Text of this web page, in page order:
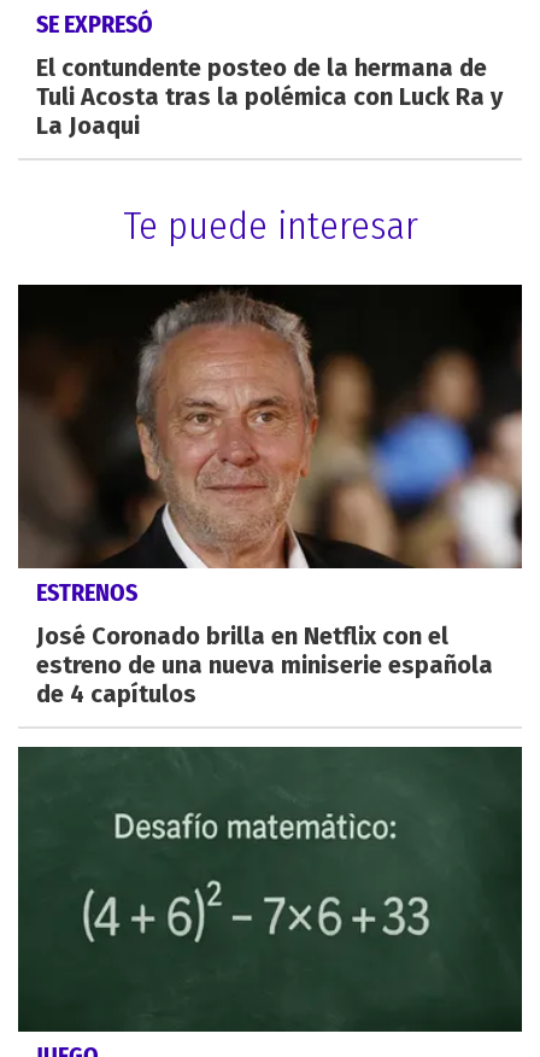
SE EXPRESÓ
El contundente posteo de la hermana de
Tuli Acosta tras la polémica con Luck Ra y
La Joaqui
Te puede interesar
ESTRENOS
José Coronado brilla en Netflix con el
estreno de una nueva miniserie española
de 4 capítulos